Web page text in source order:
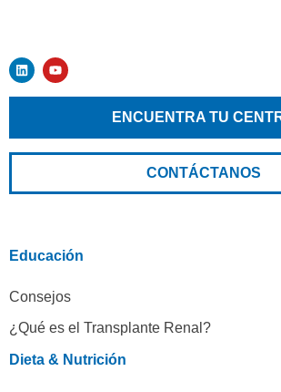
ENCUENTRA TU
CONTÁCTANOS
Educación
Consejos
¿Qué es el Transplante Renal?
Dieta & Nutrición